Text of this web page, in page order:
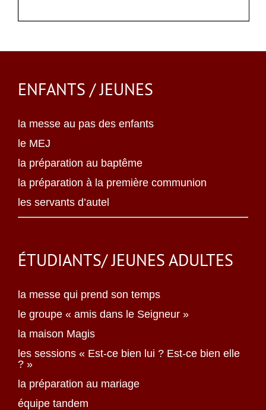
ENFANTS / JEUNES
la messe au pas des enfants
le MEJ
la préparation au baptême
la préparation à la première communion
les servants d’autel
ÉTUDIANTS/ JEUNES ADULTES
la messe qui prend son temps
le groupe « amis dans le Seigneur »
la maison Magis
les sessions « Est-ce bien lui ? Est-ce bien elle
? »
la préparation au mariage
équipe tandem